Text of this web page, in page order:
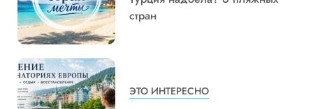
стран
ЭТО ИНТЕРЕСНО